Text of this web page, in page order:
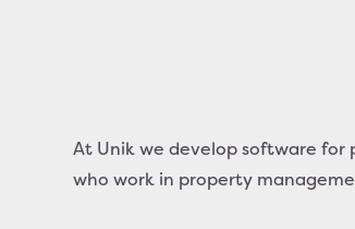
At Unik we develop software for
who work in property